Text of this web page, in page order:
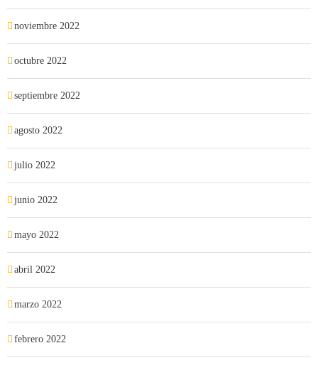
noviembre 2022
octubre 2022
septiembre 2022
agosto 2022
julio 2022
junio 2022
mayo 2022
abril 2022
marzo 2022
febrero 2022